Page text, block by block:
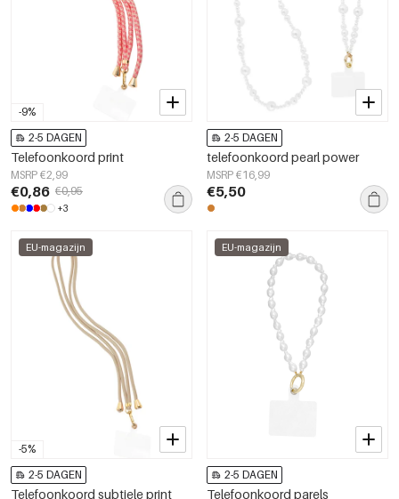
-9%
2-5 DAGEN
Telefoonkoord print
MSRP €2,99
€0,86 €0,95
+3
2-5 DAGEN
telefoonkoord pearl power
MSRP €16,99
€5,50
-5%
EU-magazijn
2-5 DAGEN
Telefoonkoord subtiele print
EU-magazijn
2-5 DAGEN
Telefoonkoord parels